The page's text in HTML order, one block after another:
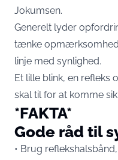
Jokumsen.
Generelt lyder
tænke opmærksomhed
linje med synlighed.
Et lille blink, en refleks
skal til for at komme
*FAKTA*
Gode råd til
• Brug